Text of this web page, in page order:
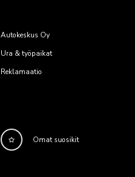
Autokeskus Oy
Ura & työpaikat
Reklamaatio
Omat suosikit